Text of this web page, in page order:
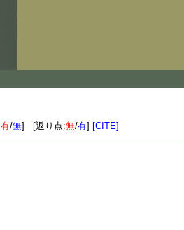
有/無] [返り点:無/有] [CITE]